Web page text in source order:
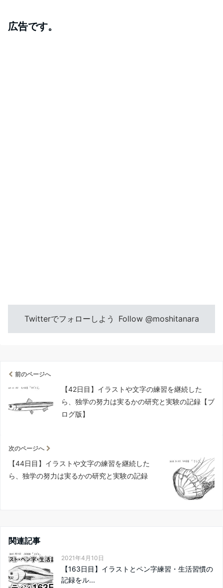
広告です。
Twitterでフォローしよう Follow @moshitanara
前のページへ
【42日目】イラストや文字の練習を継続した
ら、独学の努力は実るかの研究と実験の記録【ブ
ログ版】
次のページへ
【44日目】イラストや文字の練習を継続した
ら、独学の努力は実るかの研究と実験の記録
関連記事
2021年4月10日
【163日目】イラストとペン字練習・生活習慣の
記録をル...